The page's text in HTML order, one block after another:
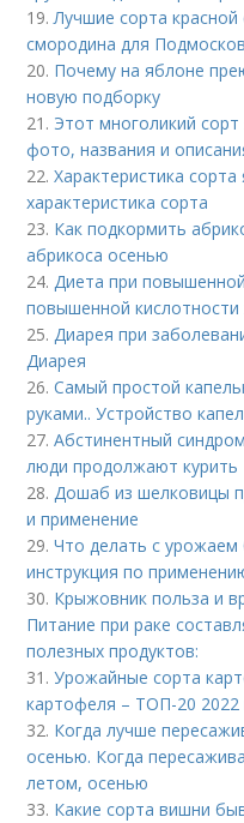
19.Лучшие сорта
смородина для
20. Почему на яблоне
новую подборку
21. Этот многоликий
фото, названия и
22.Характеристика
характеристика сорта
23. Как подкормить
абрикоса осенью
24.Диета при
повышенной кислотности
25.Диарея при
Диарея
26.Самый простой
руками.. Устройство
27.Абстинентный
люди продолжают курить
28.Дошаб из шелковицы
и применение
29.Что делать с
инструкция по
30. Крыжовник польза и
Питание при раке
полезных продуктов:
31.Урожайные сорта
картофеля – ТОП-20 2022
32. Когда лучше
осенью. Когда
летом, осенью
33. Какие сорта вишни